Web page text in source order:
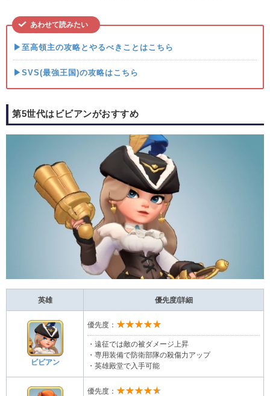
あわせて読みたい
▶至高領主の攻略とやるべきことはこちら
▶SVS(最強王国)の攻略はこちら
第5世代はビビアンがおすすめ
英雄 優先度/詳細
ビビアン
優先度： ★★★★★
・遠征では敵の被ダメージ上昇
・専用装備で防衛部隊の殺傷力アップ
・英雄殿堂で入手可能
優先度： ★★★★★